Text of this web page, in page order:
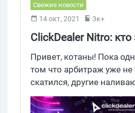
Свежие новости
14 окт, 2021 3к+
ClickDealer Nitro: кто
главный приз —
Porsche Taycan на
вечеринке
Привет, котаны! Пока
том что арбитраж уже не
скатился, другие
Taycan, квадрокоптеры
Хочешь посмотреть на